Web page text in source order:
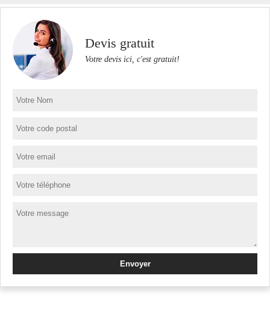
Devis gratuit
Votre devis ici, c'est gratuit!